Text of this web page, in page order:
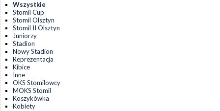
Wszystkie
Stomil Cup
Stomil Olsztyn
Stomil II Olsztyn
Juniorzy
Stadion
Nowy Stadion
Reprezentacja
Kibice
Inne
OKS Stomilowcy
MOKS Stomil
Koszykówka
Kobiety